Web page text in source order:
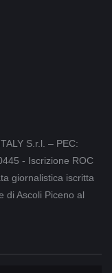
S.r.l. – PEC:
- Iscrizione ROC
giornalistica iscritta
di Ascoli Piceno al